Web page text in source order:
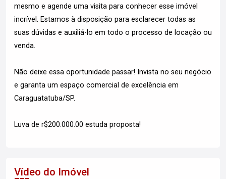
mesmo e agende uma visita para conhecer esse imóvel
incrível. Estamos à disposição para esclarecer todas as
suas dúvidas e auxiliá-lo em todo o processo de locação ou
venda.
Não deixe essa oportunidade passar! Invista no seu negócio
e garanta um espaço comercial de excelência em
Caraguatatuba/SP.
Luva de r$200.000.00 estuda proposta!
Vídeo do Imóvel